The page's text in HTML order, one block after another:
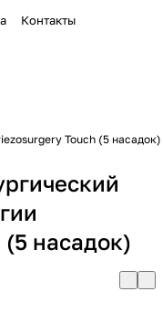
Контакты
Touch (5 насадок)
насадок)